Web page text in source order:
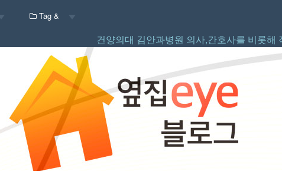
Tag &
건양의대 김안과병원 의사,간호사를 비롯해